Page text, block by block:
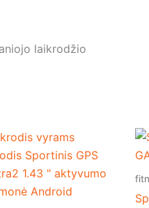
laikrodžio